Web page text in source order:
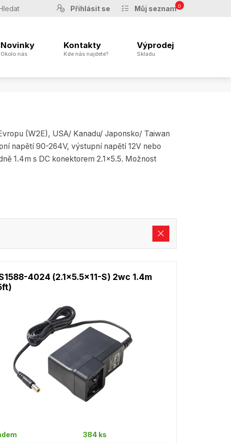
Přihlásit se Můj seznam 0
Novinky
Okolo nás
Kontakty
Kde nás najdete?
Výprodej
Skladu
(W2E), USA/ Kanadu/ Japonsko/ Taiwan
napětí 90-264V, výstupní napětí 12V nebo
1.4m s DC konektorem 2.1x5.5. Možnost
4024 (2.1x5.5x11-S) 2wc 1.4m
384 ks